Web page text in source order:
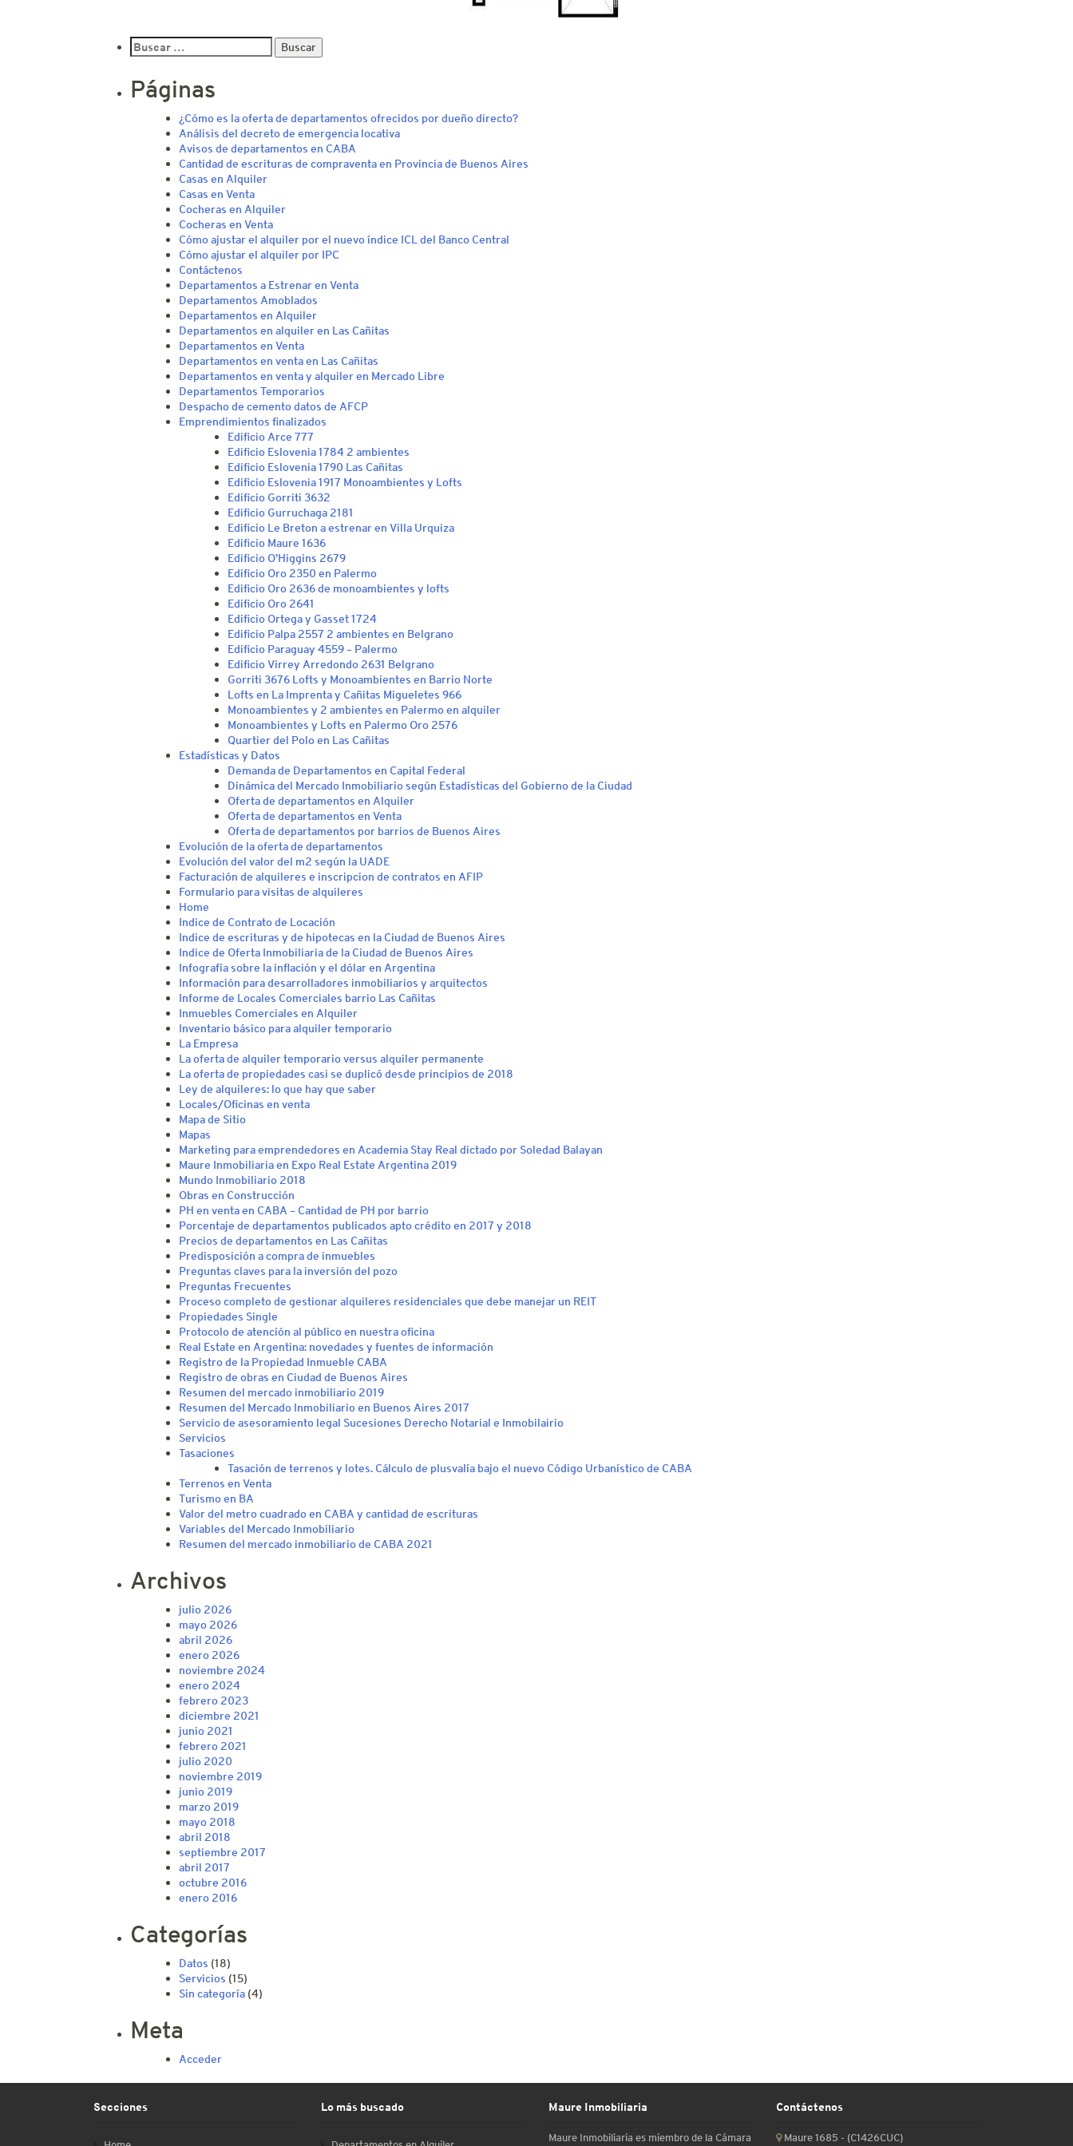
Buscar:
Páginas
¿Cómo es la oferta de departamentos ofrecidos por dueño directo?
Análisis del decreto de emergencia locativa
Avisos de departamentos en CABA
Cantidad de escrituras de compraventa en Provincia de Buenos Aires
Casas en Alquiler
Casas en Venta
Cocheras en Alquiler
Cocheras en Venta
Cómo ajustar el alquiler por el nuevo índice ICL del Banco Central
Cómo ajustar el alquiler por IPC
Contáctenos
Departamentos a Estrenar en Venta
Departamentos Amoblados
Departamentos en Alquiler
Departamentos en alquiler en Las Cañitas
Departamentos en Venta
Departamentos en venta en Las Cañitas
Departamentos en venta y alquiler en Mercado Libre
Departamentos Temporarios
Despacho de cemento datos de AFCP
Emprendimientos finalizados
Edificio Arce 777
Edificio Eslovenia 1784 2 ambientes
Edificio Eslovenia 1790 Las Cañitas
Edificio Eslovenia 1917 Monoambientes y Lofts
Edificio Gorriti 3632
Edificio Gurruchaga 2181
Edificio Le Breton a estrenar en Villa Urquiza
Edificio Maure 1636
Edificio O’Higgins 2679
Edificio Oro 2350 en Palermo
Edificio Oro 2636 de monoambientes y lofts
Edificio Oro 2641
Edificio Ortega y Gasset 1724
Edificio Palpa 2557 2 ambientes en Belgrano
Edificio Paraguay 4559 – Palermo
Edificio Virrey Arredondo 2631 Belgrano
Gorriti 3676 Lofts y Monoambientes en Barrio Norte
Lofts en La Imprenta y Cañitas Migueletes 966
Monoambientes y 2 ambientes en Palermo en alquiler
Monoambientes y Lofts en Palermo Oro 2576
Quartier del Polo en Las Cañitas
Estadísticas y Datos
Demanda de Departamentos en Capital Federal
Dinámica del Mercado Inmobiliario según Estadísticas del Gobierno de la Ciudad
Oferta de departamentos en Alquiler
Oferta de departamentos en Venta
Oferta de departamentos por barrios de Buenos Aires
Evolución de la oferta de departamentos
Evolución del valor del m2 según la UADE
Facturación de alquileres e inscripcion de contratos en AFIP
Formulario para visitas de alquileres
Home
Indice de Contrato de Locación
Indice de escrituras y de hipotecas en la Ciudad de Buenos Aires
Indice de Oferta Inmobiliaria de la Ciudad de Buenos Aires
Infografía sobre la inflación y el dólar en Argentina
Información para desarrolladores inmobiliarios y arquitectos
Informe de Locales Comerciales barrio Las Cañitas
Inmuebles Comerciales en Alquiler
Inventario básico para alquiler temporario
La Empresa
La oferta de alquiler temporario versus alquiler permanente
La oferta de propiedades casi se duplicó desde principios de 2018
Ley de alquileres: lo que hay que saber
Locales/Oficinas en venta
Mapa de Sitio
Mapas
Marketing para emprendedores en Academia Stay Real dictado por Soledad Balayan
Maure Inmobiliaria en Expo Real Estate Argentina 2019
Mundo Inmobiliario 2018
Obras en Construcción
PH en venta en CABA – Cantidad de PH por barrio
Porcentaje de departamentos publicados apto crédito en 2017 y 2018
Precios de departamentos en Las Cañitas
Predisposición a compra de inmuebles
Preguntas claves para la inversión del pozo
Preguntas Frecuentes
Proceso completo de gestionar alquileres residenciales que debe manejar un REIT
Propiedades Single
Protocolo de atención al público en nuestra oficina
Real Estate en Argentina: novedades y fuentes de información
Registro de la Propiedad Inmueble CABA
Registro de obras en Ciudad de Buenos Aires
Resumen del mercado inmobiliario 2019
Resumen del Mercado Inmobiliario en Buenos Aires 2017
Servicio de asesoramiento legal Sucesiones Derecho Notarial e Inmobilairio
Servicios
Tasaciones
Tasación de terrenos y lotes. Cálculo de plusvalía bajo el nuevo Código Urbanístico de CABA
Terrenos en Venta
Turismo en BA
Valor del metro cuadrado en CABA y cantidad de escrituras
Variables del Mercado Inmobiliario
Resumen del mercado inmobiliario de CABA 2021
Archivos
julio 2026
mayo 2026
abril 2026
enero 2026
noviembre 2024
enero 2024
febrero 2023
diciembre 2021
junio 2021
febrero 2021
julio 2020
noviembre 2019
junio 2019
marzo 2019
mayo 2018
abril 2018
septiembre 2017
abril 2017
octubre 2016
enero 2016
Categorías
Datos (18)
Servicios (15)
Sin categoría (4)
Meta
Acceder
Secciones Lo más buscado Maure Inmobiliaria
Maure Inmobiliaria es miembro de la Cámara
Contáctenos
Maure 1685 - (C1426CUC)